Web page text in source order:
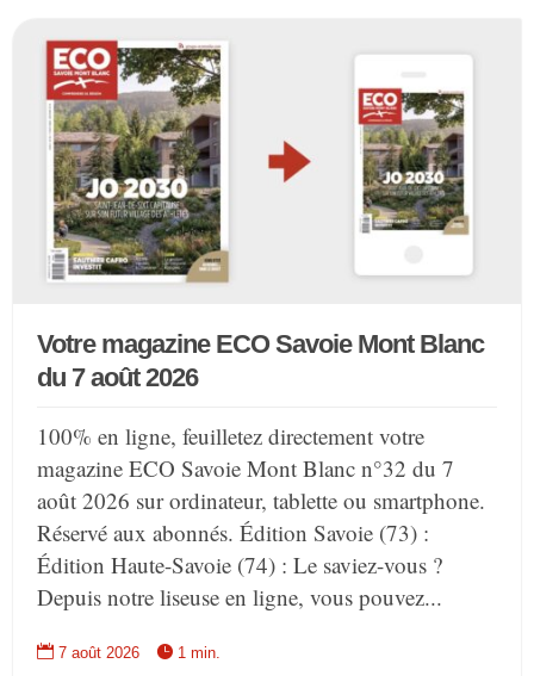
Votre magazine ECO Savoie Mont Blanc
du 7 août 2026
100% en ligne, feuilletez directement votre
magazine ECO Savoie Mont Blanc n°32 du 7
août 2026 sur ordinateur, tablette ou smartphone.
Réservé aux abonnés. Édition Savoie (73) :
Édition Haute-Savoie (74) : Le saviez-vous ?
Depuis notre liseuse en ligne, vous pouvez...
 7 août 2026  1 min.